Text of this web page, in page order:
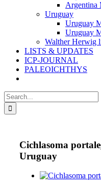
Argentina
Uruguay
Uruguay
Uruguay
Walther Herwig
LISTS & UPDATES
ICP-JOURNAL
PALEOICHTHYS
Search
for:
Cichlasoma
Uruguay
View